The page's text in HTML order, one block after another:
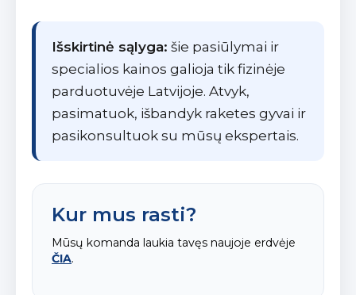
Išskirtinė sąlyga: šie pasiūlymai ir
specialios kainos galioja tik fizinėje
parduotuvėje Latvijoje. Atvyk,
pasimatuok, išbandyk raketes gyvai ir
pasikonsultuok su mūsų ekspertais.
Kur mus rasti?
Mūsų komanda laukia tavęs naujoje erdvėje
ČIA.